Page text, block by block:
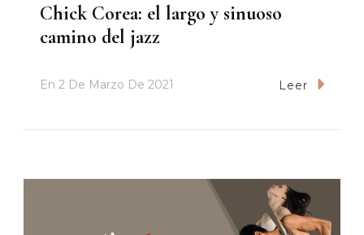
Chick Corea: el largo y sinuoso
camino del jazz
En 2 De Marzo De 2021 Leer